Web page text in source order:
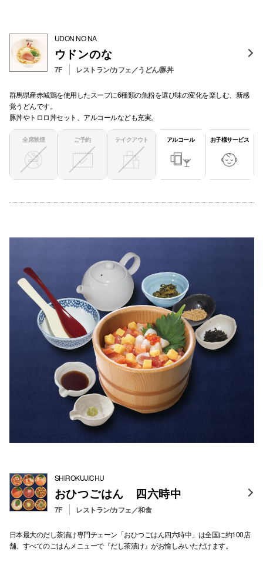
UDON NO NA
ウドンのな
7F レストラン/カフェ／うどん/豚丼
群馬県産赤城鶏を使用したスープに6種類の魚粉を選び味の変化を楽しむ、新感
覚うどんです。
豚丼やトロロ丼セット、アルコールなども充実。
全席禁煙 ご予約 テイクアウト アルコール お子様サービス
SHIROKUJICHU
おひつごはん 四六時中
7F レストラン/カフェ／和食
日本最大のだし茶漬け専門チェーン「おひつごはん四六時中」は全国に約100店
舗、すべてのごはんメニューで『だし茶漬け』がお愉しみいただけます。